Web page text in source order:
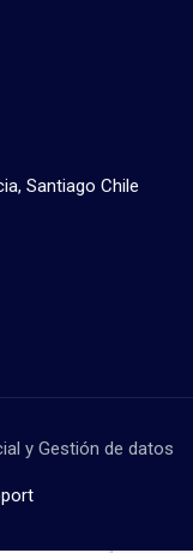
Santiago Chile
y Gestión de datos